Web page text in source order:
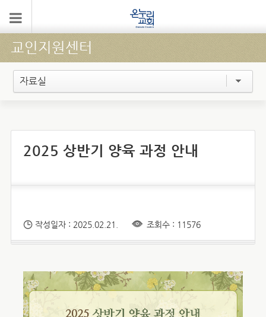
교인지원센터
자료실
2025 상반기 양육 과정 안내
작성일자 : 2025.02.21. 조회수 : 11576